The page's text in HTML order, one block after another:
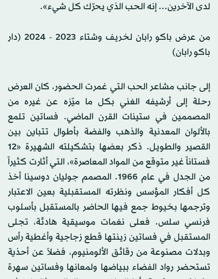
لدى الآخرين... إنه الحب الذي يحرّك كل شيء».
من عرض باكو رابان لخريف وشتاء 2023 - 2024 (دار
باكو رابان)
إلى جانب مشاعر الحب التي غمرت الحضور، كان العرض
رحلة إلى أرشيفه الغني بكل ما ميّزه عن غيره من
المصممين في ستينات القرن الماضي. فساتين تلمع
بالألوان المعدنية والذهب والفضة بأطوال تتباين بين
القصير والطويل. ذكر بعضها بتشكيلته الشهيرة «12
فستاناً غير متوقع من المواد المعاصرة»، التي أثارت كثيراً
من الجدل في عام 1966. المصمم جوليان دوسينا أخذ
كل أفكار المؤسس ونظرته المستقبلية بعين الاعتبار
وترجمها بخيوط جمع فيها الحاضر بالمستقبل بأسلوب
فرنسي سلس. فعلى نغمات موسيقية هادئة، تجلى
المستقبل في فساتين زينتها قطع زجاجية وأغطية رأس
وبدلات مصنوعة من رقائق الألومنيوم، فضلاً عن أحذية
تستحضر رواد الفضاء ببياضها ولمعانها وفساتين سهرة